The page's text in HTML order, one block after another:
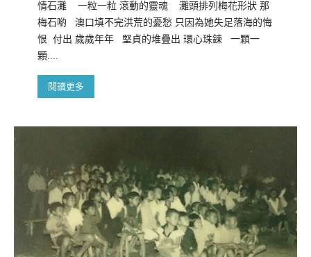
情石灘 一粒一粒 滾動的靈魂 灘頭排列梅花形狀 那
梅石喲 澳口填不完洪荒的憂愁 只因為她失足落海的悔
恨 付出 歲歲年年 堅貞的堆疊出 環心珠鍊 一顆一
顆....
閱讀更多